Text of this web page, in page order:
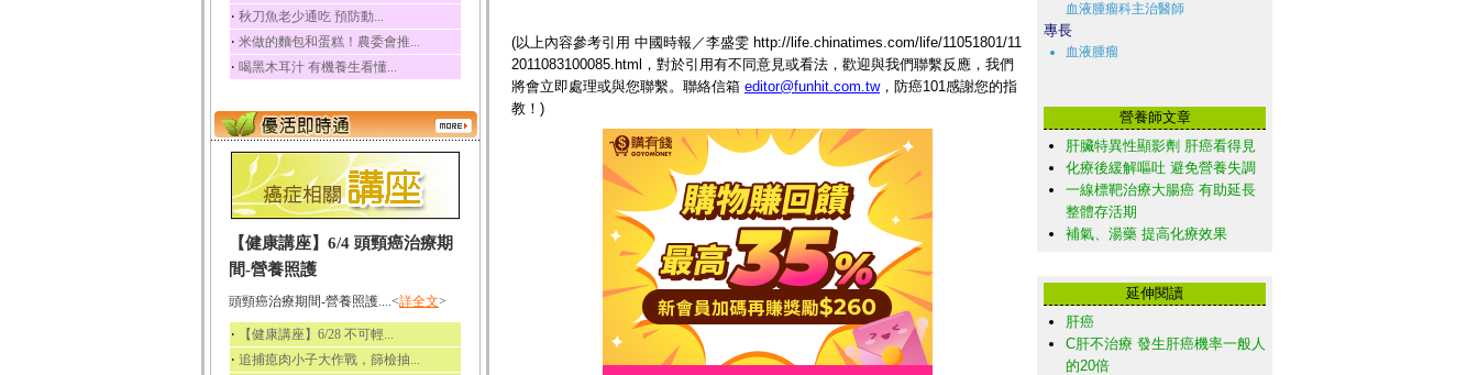
‧ 秋刀魚老少通吃 預防動...
‧ 米做的麵包和蛋糕！農委會推...
‧ 喝黑木耳汁 有機養生看懂...
【健康講座】6/4 頭頸癌治療期
間-營養照護
頭頸癌治療期間-營養照護....<詳全文>
‧ 【健康講座】6/28 不可輕...
‧ 追捕瘜肉小子大作戰，篩檢抽...
(以上內容參考引用 中國時報／李盛雯 http://life.chinatimes.com/life/11051801/11
2011083100085.html，對於引用有不同意見或看法，歡迎與我們聯繫反應，我們
將會立即處理或與您聯繫。聯絡信箱 editor@funhit.com.tw，防癌101感謝您的指
教！)
血液腫瘤科主治醫師
專長
血液腫瘤
營養師文章
肝臟特異性顯影劑 肝癌看得見
化療後緩解嘔吐 避免營養失調
一線標靶治療大腸癌 有助延長
整體存活期
補氣、湯藥 提高化療效果
延伸閱讀
肝癌
C肝不治療 發生肝癌機率一般人
的20倍